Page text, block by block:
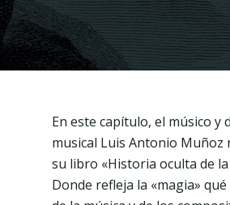
En este capítulo, el músico y
musical Luis Antonio Muñoz
su libro «Historia oculta de la
Donde refleja la «magia»